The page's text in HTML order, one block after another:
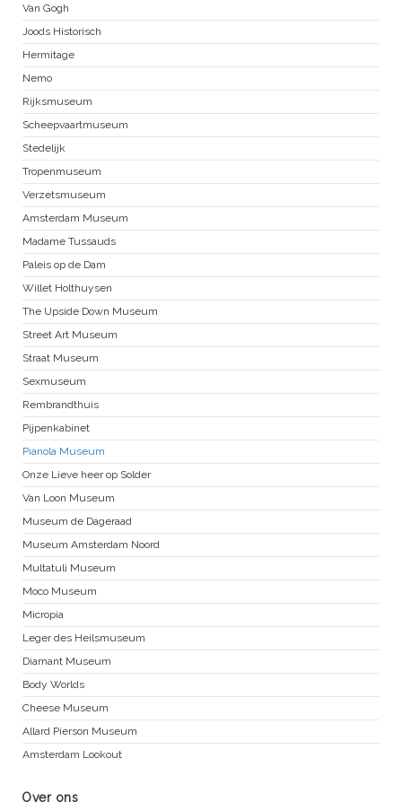
Van Gogh
Joods Historisch
Hermitage
Nemo
Rijksmuseum
Scheepvaartmuseum
Stedelijk
Tropenmuseum
Verzetsmuseum
Amsterdam Museum
Madame Tussauds
Paleis op de Dam
Willet Holthuysen
The Upside Down Museum
Street Art Museum
Straat Museum
Sexmuseum
Rembrandthuis
Pijpenkabinet
Pianola Museum
Onze Lieve heer op Solder
Van Loon Museum
Museum de Dageraad
Museum Amsterdam Noord
Multatuli Museum
Moco Museum
Micropia
Leger des Heilsmuseum
Diamant Museum
Body Worlds
Cheese Museum
Allard Pierson Museum
Amsterdam Lookout
Over ons